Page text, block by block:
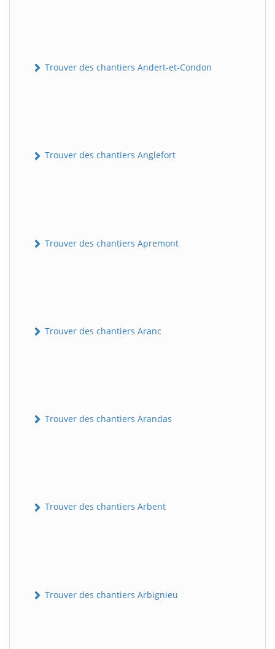
Trouver des chantiers Andert-et-Condon
Trouver des chantiers Anglefort
Trouver des chantiers Apremont
Trouver des chantiers Aranc
Trouver des chantiers Arandas
Trouver des chantiers Arbent
Trouver des chantiers Arbignieu